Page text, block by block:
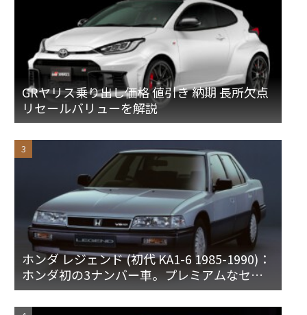
GRヤリス乗り出し価格 値引き 納期 長所欠点
リセールバリューを解説
ホンダ レジェンド (初代 KA1-6 1985-1990)：
ホンダ初の3ナンバー車。プレミアムなセダ
ンとハードトップ